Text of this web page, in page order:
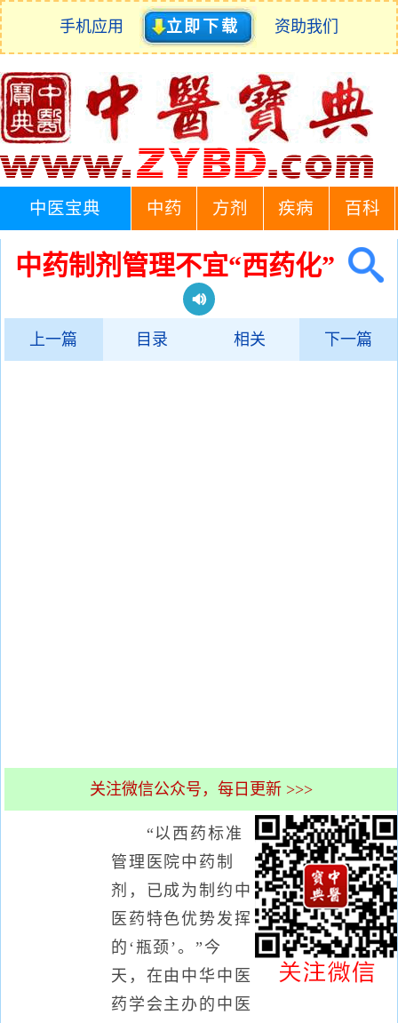
手机应用 立即下载 资助我们
中医宝典 中药 方剂 疾病 百科
中药制剂管理不宜“西药化”
上一篇 目录 相关 下一篇
关注微信公众号，每日更新 >>>
“以西药标准
管理医院中药制
剂，已成为制约中
医药特色优势发挥
的‘瓶颈’。”今
天，在由中华中医
药学会主办的中医